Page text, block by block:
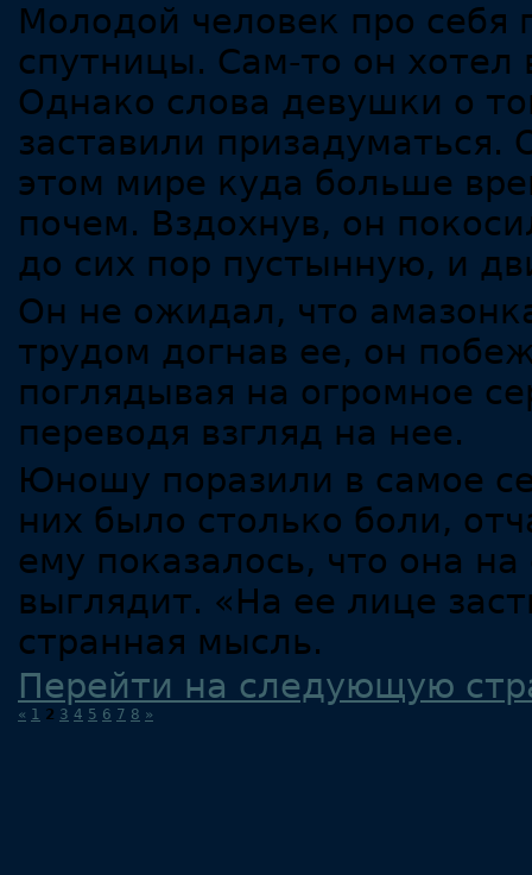
Молодой человек про себя
спутницы. Сам-то он хотел
Однако слова девушки о
заставили
этом мире куда больше
почем. Вздохнув, он
до сих пор пустынную, и
Он не ожидал, что
трудом догнав ее, он
поглядывая на огромное
переводя взгляд на нее.
Юношу поразили в самое
них было столько боли,
ему показалось, что она
выглядит. «На ее лице
странная мысль.
Перейти на следующую
« 1 2 3 4 5 6 7 8 »